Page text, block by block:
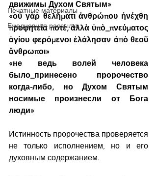
Печатные материалы
Ежедневная рассылка
движимы Духом Святым»
«οὐ γὰρ θελήματι ἀνθρώπου ἠνέχθη
προφητεία ποτέ, ἀλλὰ ὑπὸ_πνεύματος
ἁγίου φερόμενοι ἐλάλησαν ἀπὸ θεοῦ
ἄνθρωποι»
«не ведь волей человека
было_принесено пророчество
когда-либо, но Духом Святым
носимые произнесли от Бога
люди»
Истинность пророчества проверяется
не только исполнением, но и его
духовным содержанием.